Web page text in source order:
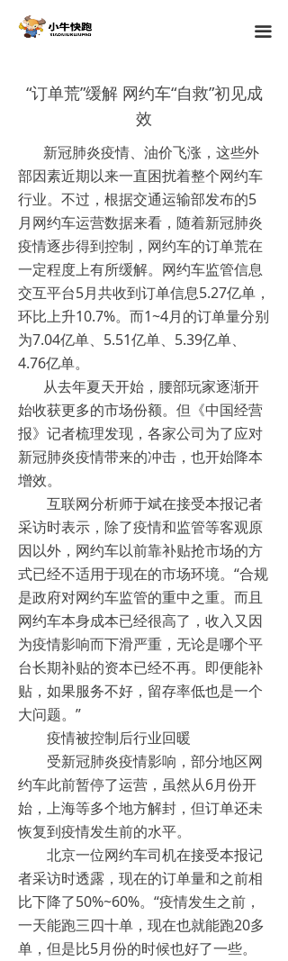
끀
“订单荒”缓解 网约车“自救”初见成
效
新冠肺炎疫情、油价飞涨，这些外
部因素近期以来一直困扰着整个网约车
行业。不过，根据交通运输部发布的5
月网约车运营数据来看，随着新冠肺炎
疫情逐步得到控制，网约车的订单荒在
一定程度上有所缓解。网约车监管信息
交互平台5月共收到订单信息5.27亿单，
环比上升10.7%。而1~4月的订单量分别
为7.04亿单、5.51亿单、5.39亿单、
4.76亿单。
从去年夏天开始，腰部玩家逐渐开
始收获更多的市场份额。但《中国经营
报》记者梳理发现，各家公司为了应对
新冠肺炎疫情带来的冲击，也开始降本
增效。
互联网分析师于斌在接受本报记者
采访时表示，除了疫情和监管等客观原
因以外，网约车以前靠补贴抢市场的方
式已经不适用于现在的市场环境。“合规
是政府对网约车监管的重中之重。而且
网约车本身成本已经很高了，收入又因
为疫情影响而下滑严重，无论是哪个平
台长期补贴的资本已经不再。即便能补
贴，如果服务不好，留存率低也是一个
大问题。”
疫情被控制后行业回暖
受新冠肺炎疫情影响，部分地区网
约车此前暂停了运营，虽然从6月份开
始，上海等多个地方解封，但订单还未
恢复到疫情发生前的水平。
北京一位网约车司机在接受本报记
者采访时透露，现在的订单量和之前相
比下降了50%~60%。“疫情发生之前，
一天能跑三四十单，现在也就能跑20多
单，但是比5月份的时候也好了一些。